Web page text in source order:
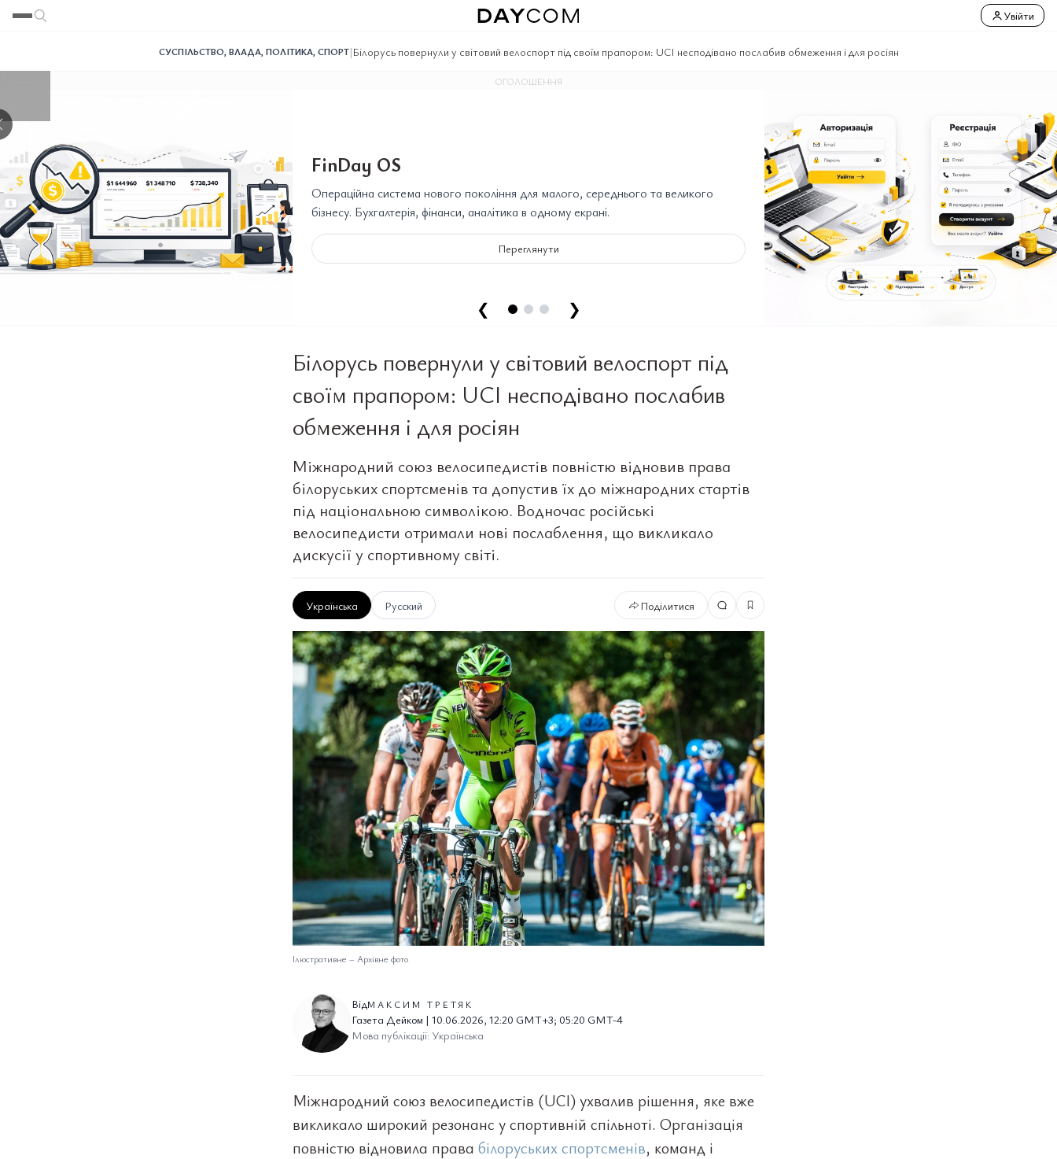
Увійти
СУСПІЛЬСТВО, ВЛАДА, ПОЛІТИКА, СПОРТ|Білорусь повернули у світовий велоспорт під своїм прапором: UCI несподівано послабив обмеження і для росіян
ОГОЛОШЕННЯ
FinDay OS
Операційна система нового покоління для малого, середнього та великого
бізнесу. Бухгалтерія, фінанси, аналітика в одному екрані.
Переглянути
❮ ❯
Білорусь повернули у світовий велоспорт під
своїм прапором: UCI несподівано послабив
обмеження і для росіян
Міжнародний союз велосипедистів повністю відновив права
білоруських спортсменів та допустив їх до міжнародних стартів
під національною символікою. Водночас російські
велосипедисти отримали нові послаблення, що викликало
дискусії у спортивному світі.
Українська Русский Поділитися
Ілюстративне – Архівне фото
ВідМАКСИМ ТРЕТЯК
Газета Дейком | 10.06.2026, 12:20 GMT+3; 05:20 GMT-4
Мова публікації: Українська
Міжнародний союз велосипедистів (UCI) ухвалив рішення, яке вже
викликало широкий резонанс у спортивній спільноті. Організація
повністю відновила права білоруських спортсменів, команд і